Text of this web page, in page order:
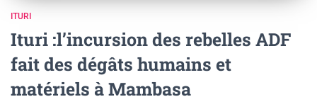
ITURI
Ituri :l’incursion des rebelles ADF
fait des dégâts humains et
matériels à Mambasa